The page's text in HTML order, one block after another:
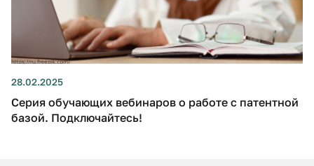
28.02.2025
Серия обучающих вебинаров о работе с патентной
базой. Подключайтесь!